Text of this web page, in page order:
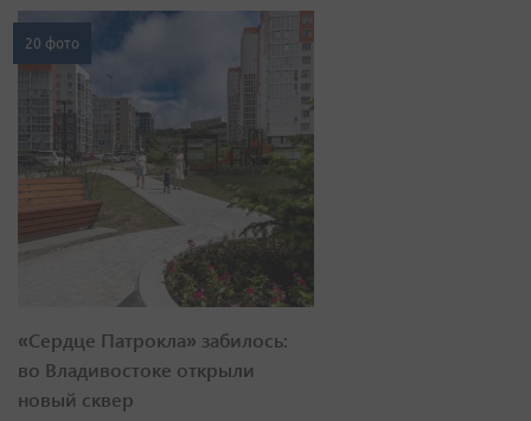
20 фото
«Сердце Патрокла» забилось:
во Владивостоке открыли
новый сквер